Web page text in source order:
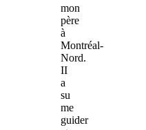
mon
père
à
Montréal-
Nord.
II
a
su
me
guider